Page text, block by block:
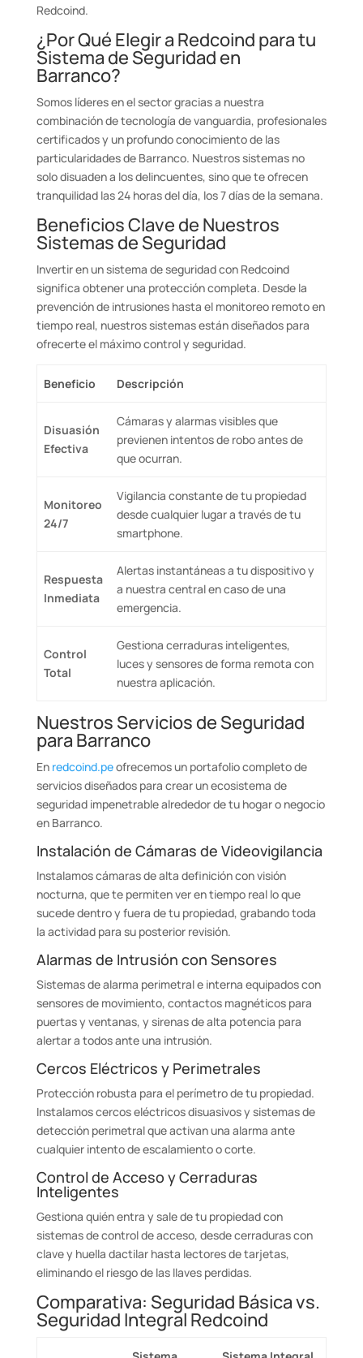
Redcoind.
¿Por Qué Elegir a Redcoind para tu
Sistema de Seguridad en
Barranco?
Somos líderes en el sector gracias a nuestra
combinación de tecnología de vanguardia, profesionales
certificados y un profundo conocimiento de las
particularidades de Barranco. Nuestros sistemas no
solo disuaden a los delincuentes, sino que te ofrecen
tranquilidad las 24 horas del día, los 7 días de la semana.
Beneficios Clave de Nuestros
Sistemas de Seguridad
Invertir en un sistema de seguridad con Redcoind
significa obtener una protección completa. Desde la
prevención de intrusiones hasta el monitoreo remoto en
tiempo real, nuestros sistemas están diseñados para
ofrecerte el máximo control y seguridad.
Beneficio Descripción
Disuasión
Efectiva
Cámaras y alarmas visibles que
previenen intentos de robo antes de
que ocurran.
Monitoreo
24/7
Vigilancia constante de tu propiedad
desde cualquier lugar a través de tu
smartphone.
Respuesta
Inmediata
Alertas instantáneas a tu dispositivo y
a nuestra central en caso de una
emergencia.
Control
Total
Gestiona cerraduras inteligentes,
luces y sensores de forma remota con
nuestra aplicación.
Nuestros Servicios de Seguridad
para Barranco
En redcoind.peofrecemos un portafolio completo de
servicios diseñados para crear un ecosistema de
seguridad impenetrable alrededor de tu hogar o negocio
en Barranco.
Instalación de Cámaras de Videovigilancia
Instalamos cámaras de alta definición con visión
nocturna, que te permiten ver en tiempo real lo que
sucede dentro y fuera de tu propiedad, grabando toda
la actividad para su posterior revisión.
Alarmas de Intrusión con Sensores
Sistemas de alarma perimetral e interna equipados con
sensores de movimiento, contactos magnéticos para
puertas y ventanas, y sirenas de alta potencia para
alertar a todos ante una intrusión.
Cercos Eléctricos y Perimetrales
Protección robusta para el perímetro de tu propiedad.
Instalamos cercos eléctricos disuasivos y sistemas de
detección perimetral que activan una alarma ante
cualquier intento de escalamiento o corte.
Control de Acceso y Cerraduras
Inteligentes
Gestiona quién entra y sale de tu propiedad con
sistemas de control de acceso, desde cerraduras con
clave y huella dactilar hasta lectores de tarjetas,
eliminando el riesgo de las llaves perdidas.
Comparativa: Seguridad Básica vs.
Seguridad Integral Redcoind